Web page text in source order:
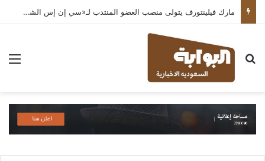
مارك فيلينتورف يتولى منصب العضو المنتدب لـ«سي إن إس الشرق الأوسط» ويشرف على شركات قطاع التكنولوجيا ضمن مجموعة غباش
بحث عن